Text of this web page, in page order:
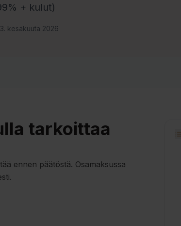
+ kulut)
kesäkuuta 2026
tarkoittaa
ennen päätöstä. Osamaksussa